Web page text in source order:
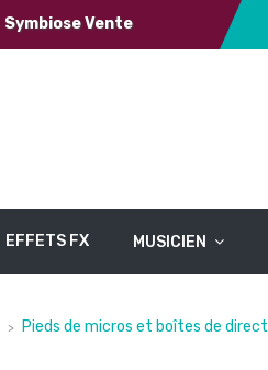
Symbiose Vente
EFFETS FX MUSICIEN
Pieds de micros et boîtes de direct